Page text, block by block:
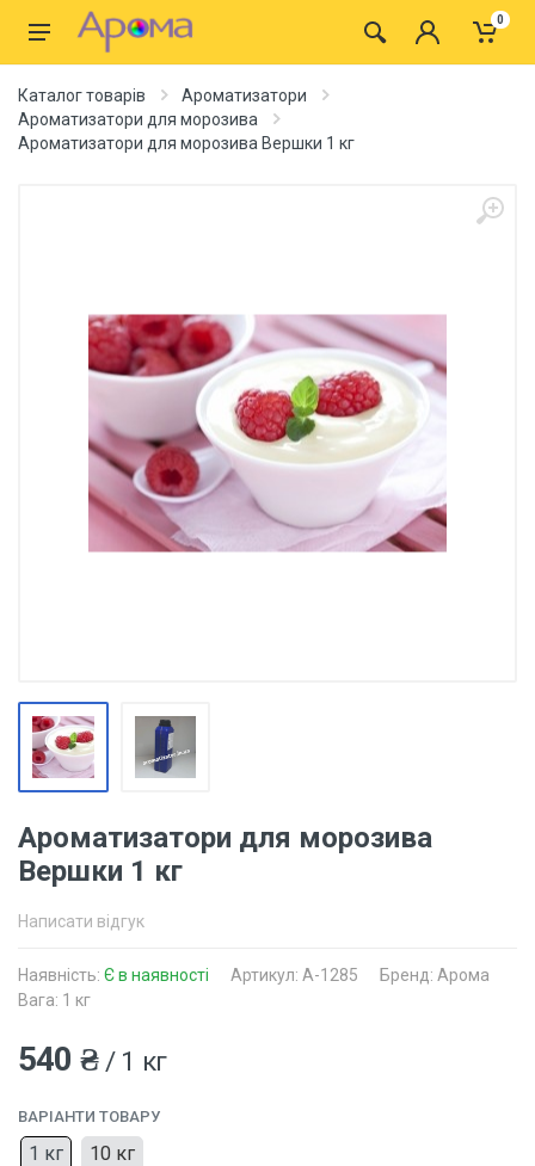
0
Каталог товарів
Ароматизатори
Ароматизатори для морозива
Ароматизатори для морозива Вершки 1 кг
Ароматизатори для морозива
Вершки 1 кг
Написати відгук
Наявність: Є в наявності Артикул: A-1285
Бренд: Арома
Вага: 1 кг
540 ₴ / 1 кг
ВАРІАНТИ ТОВАРУ
1 кг 10 кг